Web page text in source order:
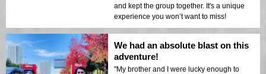
and kept the group together. It's a unique
experience you won’t want to miss!
We had an absolute blast on this
adventure!
"My brother and I were lucky enough to